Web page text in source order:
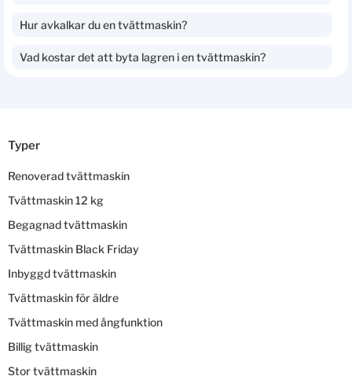
Hur avkalkar du en tvättmaskin?
Vad kostar det att byta lagren i en tvättmaskin?
Typer
Renoverad tvättmaskin
Tvättmaskin 12 kg
Begagnad tvättmaskin
Tvättmaskin Black Friday
Inbyggd tvättmaskin
Tvättmaskin för äldre
Tvättmaskin med ångfunktion
Billig tvättmaskin
Stor tvättmaskin